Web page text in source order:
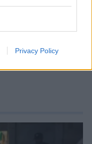
Privacy Policy